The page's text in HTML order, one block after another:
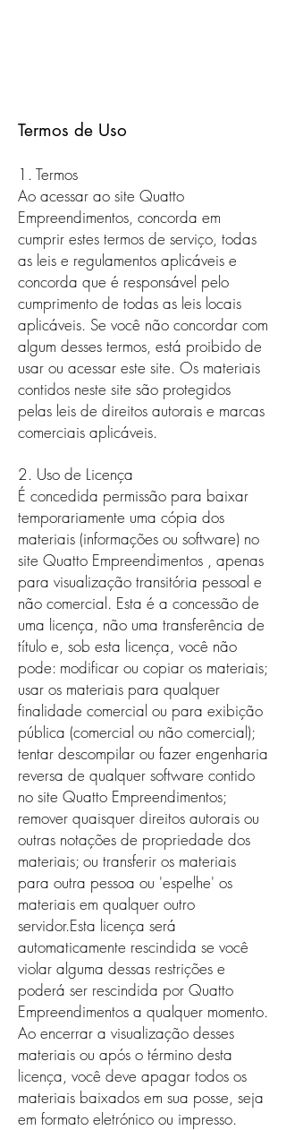
Termos de Uso
1. Termos
Ao acessar ao site Quatto
Empreendimentos, concorda em
cumprir estes termos de serviço, todas
as leis e regulamentos aplicáveis ​​e
concorda que é responsável pelo
cumprimento de todas as leis locais
aplicáveis. Se você não concordar com
algum desses termos, está proibido de
usar ou acessar este site. Os materiais
contidos neste site são protegidos
pelas leis de direitos autorais e marcas
comerciais aplicáveis.
2. Uso de Licença
É concedida permissão para baixar
temporariamente uma cópia dos
materiais (informações ou software) no
site Quatto Empreendimentos , apenas
para visualização transitória pessoal e
não comercial. Esta é a concessão de
uma licença, não uma transferência de
título e, sob esta licença, você não
pode: modificar ou copiar os materiais;
usar os materiais para qualquer
finalidade comercial ou para exibição
pública (comercial ou não comercial);
tentar descompilar ou fazer engenharia
reversa de qualquer software contido
no site Quatto Empreendimentos;
remover quaisquer direitos autorais ou
outras notações de propriedade dos
materiais; ou transferir os materiais
para outra pessoa ou 'espelhe' os
materiais em qualquer outro
servidor.Esta licença será
automaticamente rescindida se você
violar alguma dessas restrições e
poderá ser rescindida por Quatto
Empreendimentos a qualquer momento.
Ao encerrar a visualização desses
materiais ou após o término desta
licença, você deve apagar todos os
materiais baixados em sua posse, seja
em formato eletrónico ou impresso.